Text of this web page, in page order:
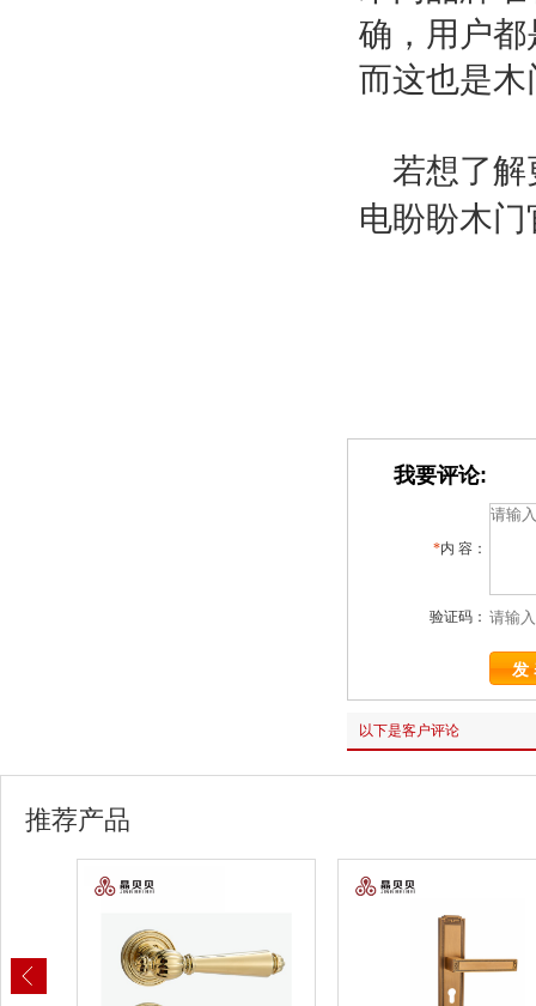
确，用户都
而这也是
若想了解
电盼盼木
我要评论:
*内 容：
验证码：
以下是客户评论
推荐产品